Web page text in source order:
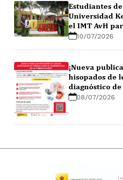
Estudiantes
Universidad
el IMT AvH
de investigación
10/07/2026
¡Nueva
hisopados de
diagnóstico
08/07/2026